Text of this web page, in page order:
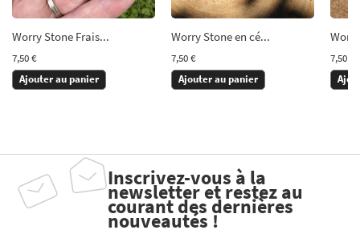
Worry Stone Frais...
7,50 €
Ajouter au panier
Worry Stone en cé...
7,50 €
Ajouter au panier
7,50 €
Inscrivez-vous à la
newsletter et restez au
courant des dernières
nouveautés !